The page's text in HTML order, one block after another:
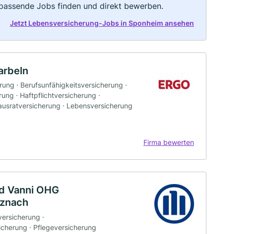
Jobs finden und direkt bewerben.
Jetzt Lebensversicherung-Jobs in Sponheim ansehen
· Berufsunfähigkeitsversicherung ·
· Haftpflichtversicherung ·
· Lebensversicherung
Firma bewerten
Vanni OHG
·
· Pflegeversicherung